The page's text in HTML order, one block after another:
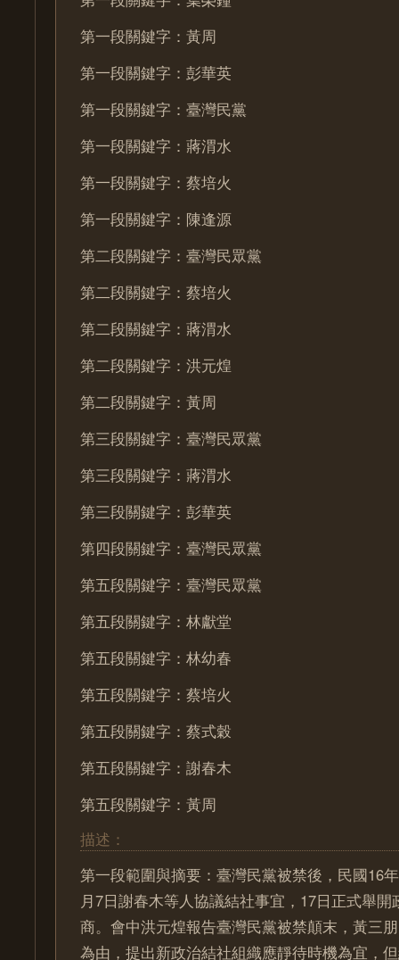
第一段關鍵字：黃周
第一段關鍵字：彭華英
第一段關鍵字：臺灣民黨
第一段關鍵字：蔣渭水
第一段關鍵字：蔡培火
第一段關鍵字：陳逢源
第二段關鍵字：臺灣民眾黨
第二段關鍵字：蔡培火
第二段關鍵字：蔣渭水
第二段關鍵字：洪元煌
第二段關鍵字：黃周
第三段關鍵字：臺灣民眾黨
第三段關鍵字：蔣渭水
第三段關鍵字：彭華英
第四段關鍵字：臺灣民眾黨
第五段關鍵字：臺灣民眾黨
第五段關鍵字：林獻堂
第五段關鍵字：林幼春
第五段關鍵字：蔡培火
第五段關鍵字：蔡式穀
第五段關鍵字：謝春木
第五段關鍵字：黃周
描述：
第一段範圍與摘要：臺灣民黨被禁後，民國16
月7日謝春木等人協議結社事宜，17日正式舉
商。會中洪元煌報告臺灣民黨被禁顛末，黃三
為由，提出新政治結社組織應靜待時機為宜，